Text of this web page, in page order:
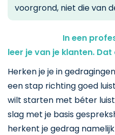
voorgrond, niet die van
In een
leer je van je klanten. Dat
Herken je je in
een stap richting goed
wilt starten met béter
slag met je basis
herkent je gedrag